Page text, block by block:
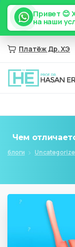
Привет 😊
на наши
Платёж Др. ХЭ
Чем
блоги